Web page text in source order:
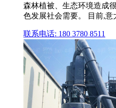
森林植被、生态环境造成
色发展社会需要。 目前,
联系电话: 180 3780 8511